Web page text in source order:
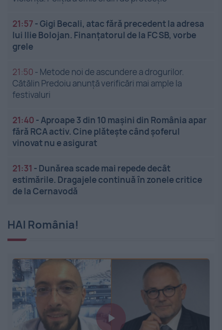
21:57 -Gigi Becali, atac fără precedent la adresa
lui Ilie Bolojan. Finanțatorul de la FCSB, vorbe
grele
21:50 - Metode noi de ascundere a drogurilor.
Cătălin Predoiu anunță verificări mai ample la
festivaluri
21:40 -Aproape 3 din 10 mașini din România apar
fără RCA activ. Cine plătește când șoferul
vinovat nu e asigurat
21:31 - Dunărea scade mai repede decât
estimările. Dragajele continuă în zonele critice
de la Cernavodă
HAI România!